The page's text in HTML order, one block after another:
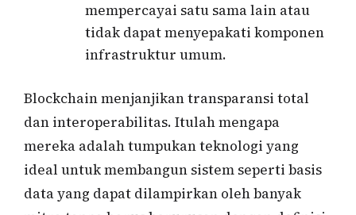
mempercayai satu sama lain atau
tidak dapat menyepakati komponen
infrastruktur umum.
Blockchain menjanjikan transparansi total
dan interoperabilitas. Itulah mengapa
mereka adalah tumpukan teknologi yang
ideal untuk membangun sistem seperti basis
data yang dapat dilampirkan oleh banyak